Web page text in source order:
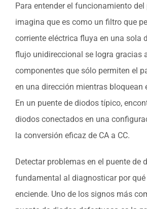
Para entender el funcionamiento del
imagina que es como un filtro que
corriente eléctrica fluya en una sola
flujo unidireccional se logra gracias
componentes que sólo permiten el
en una dirección mientras bloquean
En un puente de diodos típico,
diodos conectados en una
la conversión eficaz de CA a CC.
Detectar problemas en el puente de
fundamental al diagnosticar por qué
enciende. Uno de los signos más